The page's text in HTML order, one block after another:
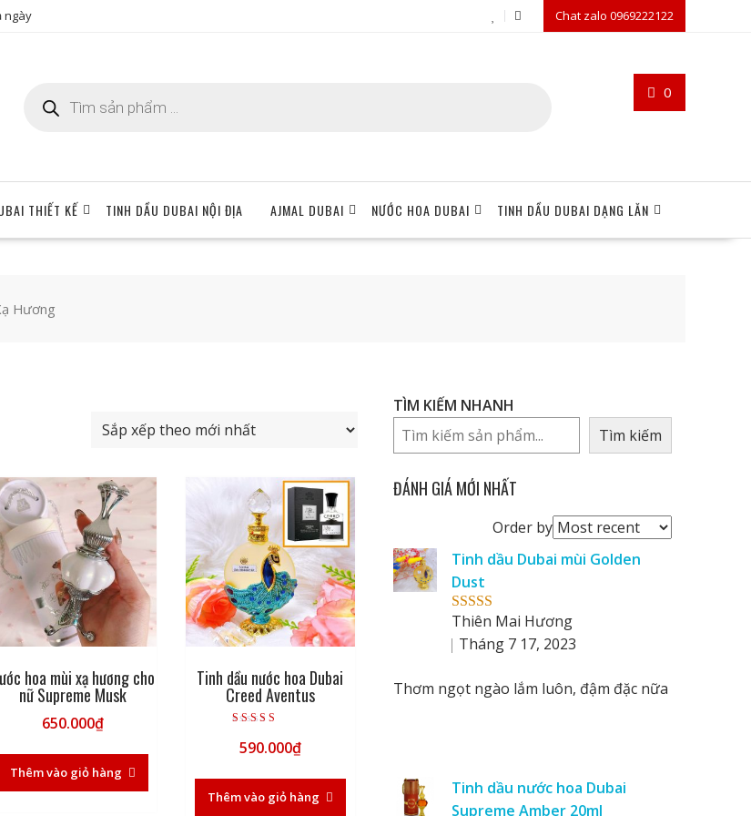
ngày Chat zalo 0969222122
0
kiếm
sản
THIẾT KẾ TINH DẦU DUBAI NỘI ĐỊA AJMAL DUBAI NƯỚC HOA DUBAI TINH DẦU DUBAI DẠNG LĂN
Hương
hoa mùi xạ hương cho
nữ Supreme Musk
650.000₫
Thêm vào giỏ hàng
Tinh dầu nước hoa Dubai
Creed Aventus
5.00
5 sao
590.000₫
Thêm vào giỏ hàng
TÌM KIẾM NHANH
Tìm kiếm
ĐÁNH GIÁ MỚI NHẤT
Order byOrder
reviews
by
Rated5 out
of 5
Tinh dầu Dubai mùi Golden
Dust
Thiên Mai Hương
Tháng 7 17, 2023
Thơm ngọt ngào lắm luôn, đậm đặc nữa
Tinh dầu nước hoa Dubai
Supreme Amber 20ml